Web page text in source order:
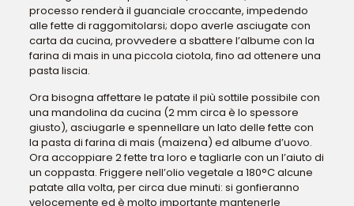
processo renderà il guanciale croccante, impedendo
alle fette di raggomitolarsi; dopo averle asciugate con
carta da cucina, provvedere a sbattere l’albume con la
farina di mais in una piccola ciotola, fino ad ottenere una
pasta liscia.
Ora bisogna affettare le patate il più sottile possibile con
una mandolina da cucina (2 mm circa è lo spessore
giusto), asciugarle e spennellare un lato delle fette con
la pasta di farina di mais (maizena) ed albume d’uovo.
Ora accoppiare 2 fette tra loro e tagliarle con un l’aiuto di
un coppasta. Friggere nell’olio vegetale a 180°C alcune
patate alla volta, per circa due minuti: si gonfieranno
velocemente ed è molto importante mantenerle